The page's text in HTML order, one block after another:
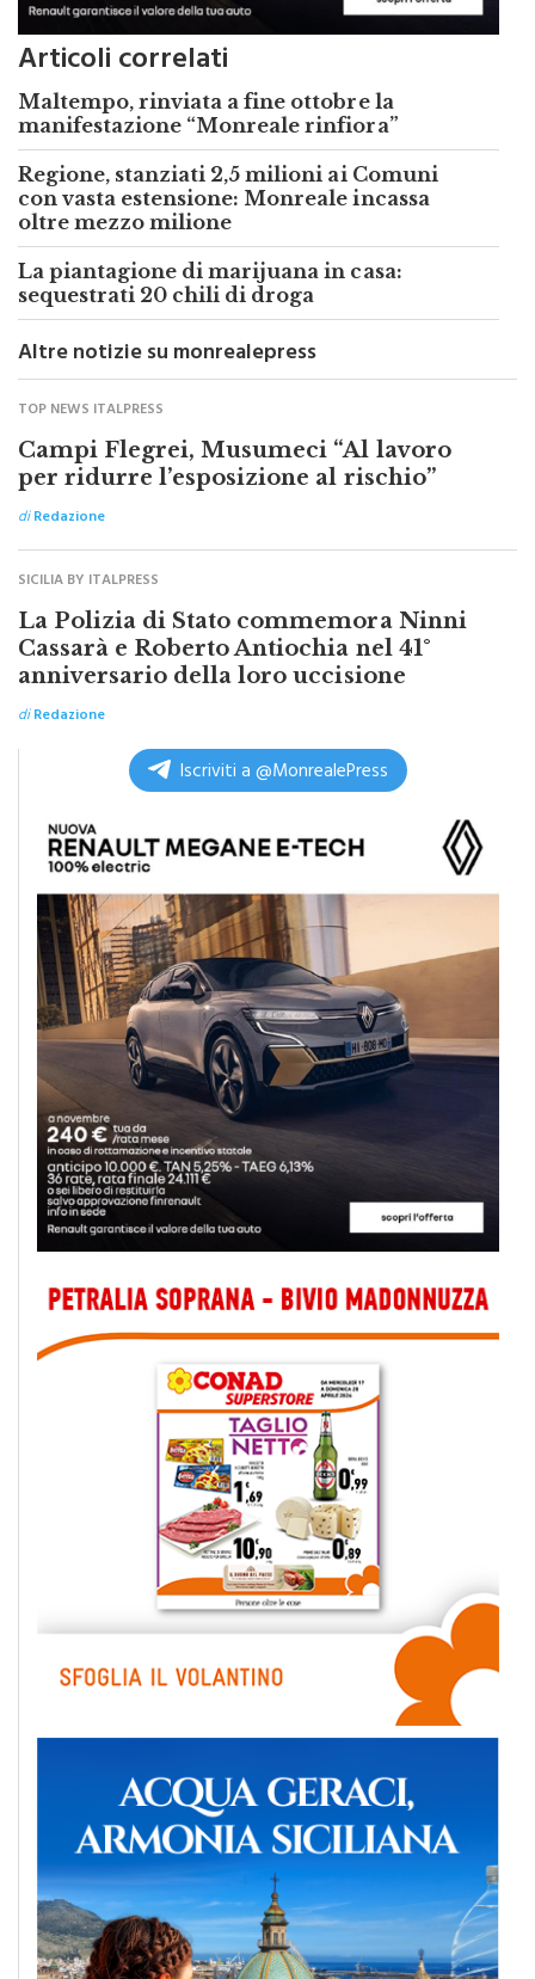
Articoli correlati
Maltempo, rinviata a fine ottobre la
manifestazione “Monreale rinfiora”
con vasta estensione: Monreale incassa
oltre mezzo milione
sequestrati 20 chili di droga
Altre notizie su monrealepress
TOP NEWS ITALPRESS
Campi Flegrei, Musumeci “Al lavoro
per ridurre l’esposizione al rischio”
diRedazione
SICILIA BY ITALPRESS
La Polizia di Stato commemora Ninni
Cassarà e Roberto Antiochia nel 41°
anniversario della loro uccisione
diRedazione
Iscriviti a @MonrealePress